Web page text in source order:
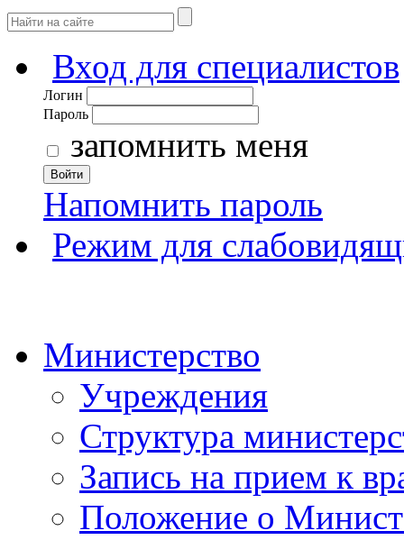
Вход для специалистов
Логин
Пароль
запомнить меня
Войти
Напомнить пароль
Режим для
Министерство
Учреждения
Структура
Запись на прием к
Положение о